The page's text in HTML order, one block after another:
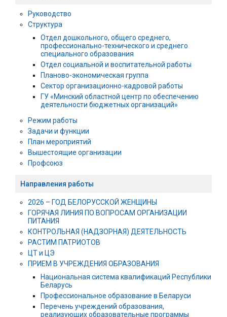
Руководство
Структура
Отдел дошкольного, общего среднего,
профессионально-технического и среднего
специального образования
Отдел социальной и воспитательной работы
Планово-экономическая группа
Сектор организационно-кадровой работы
ГУ «Минский областной центр по обеспечению
деятельности бюджетных организаций»
Режим работы
Задачи и функции
План мероприятий
Вышестоящие организации
Профсоюз
Направления работы
2026 – ГОД БЕЛОРУССКОЙ ЖЕНЩИНЫ
ГОРЯЧАЯ ЛИНИЯ ПО ВОПРОСАМ ОРГАНИЗАЦИИ
ПИТАНИЯ
КОНТРОЛЬНАЯ (НАДЗОРНАЯ) ДЕЯТЕЛЬНОСТЬ
РАСТИМ ПАТРИОТОВ
ЦТ и ЦЭ
ПРИЕМ В УЧРЕЖДЕНИЯ ОБРАЗОВАНИЯ
Национальная система квалификаций Республики
Беларусь
Профессиональное образование в Беларуси
Перечень учреждений образования,
реализующих образовательные программы